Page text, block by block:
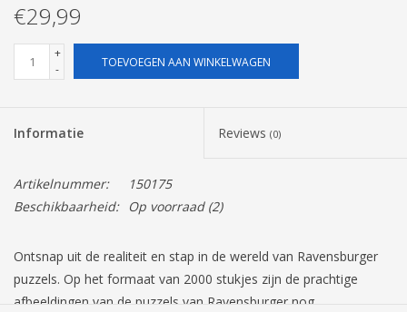
€29,99
+
-
TOEVOEGEN AAN WINKELWAGEN
Informatie Reviews (0)
Artikelnummer:
150175
Beschikbaarheid:
Op voorraad(2)
Ontsnap uit de realiteit en stap in de wereld van Ravensburger
puzzels. Op het formaat van 2000 stukjes zijn de prachtige
afbeeldingen van de puzzels van Ravensburger nog